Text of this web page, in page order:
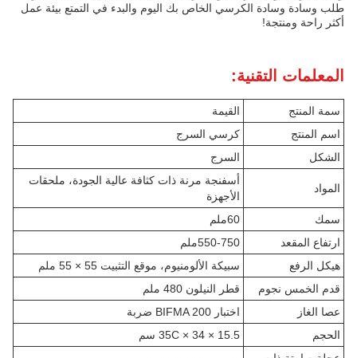
طلب وسادة وسادة الكرسي الخاص بك اليوم والبدء في التمتع بيئة عمل
أكثر راحة ومنتجة!
المعلمات التقنية:
سمة المنتج
القيمة
اسم المنتج
كرسي السرج
الشكل
السرج
المواد
أسفنجة مرنة ذات كثافة عالية الجودة، ملحقات
الأجهزة
سمك
60ملم
ارتفاع المقعد
550-750ملم
هيكل الرفع
سبيكة الألومنيوم، موقع التثبيت 55 × 55 ملم
قدم الخمس نجوم
قطر النيلون 480 ملم
عصا الغاز
اختبار BIFMA 200 ضربة
الحجم
35C × 34 × 15.5 سم